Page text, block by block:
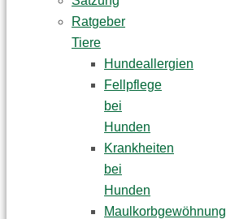
Ratgeber
Tiere
Hundeallergien
Fellpflege
bei
Hunden
Krankheiten
bei
Hunden
Maulkorbgewöhnung